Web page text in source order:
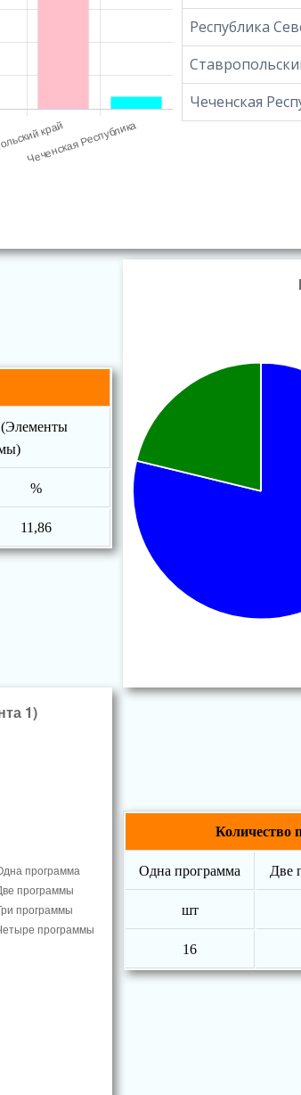
Республика
Чеченская
%
11,86
Количество
Одна программа Две
шт
16